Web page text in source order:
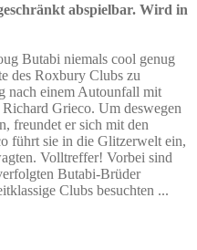
abspielbar. Wird in
Butabi niemals cool genug
des Roxbury Clubs zu
nach einem Autounfall mit
Grieco. Um deswegen
freundet er sich mit den
führt sie in die Glitzerwelt ein,
Volltreffer! Vorbei sind
Butabi-Brüder
Clubs besuchten ...